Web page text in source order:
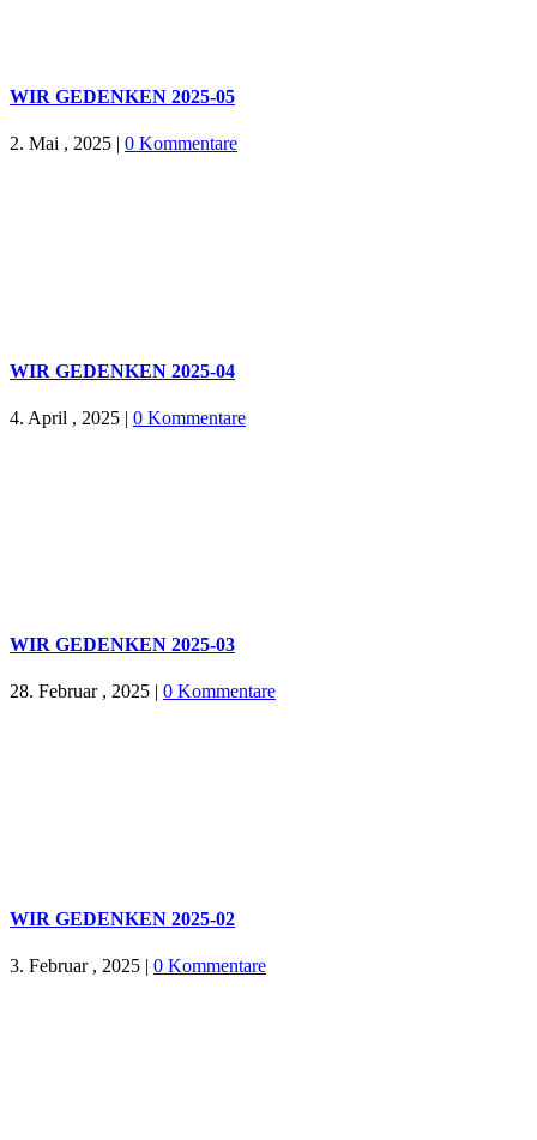
WIR GEDENKEN 2025-05
2. Mai , 2025 | 0 Kommentare
WIR GEDENKEN 2025-04
4. April , 2025 | 0 Kommentare
WIR GEDENKEN 2025-03
28. Februar , 2025 | 0 Kommentare
WIR GEDENKEN 2025-02
3. Februar , 2025 | 0 Kommentare